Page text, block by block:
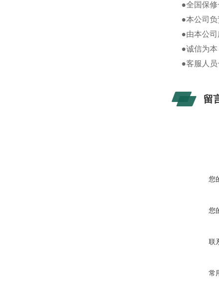
●全国保
●本公司
●由本公
●诚信为
●客服人
留
您
您
联
常